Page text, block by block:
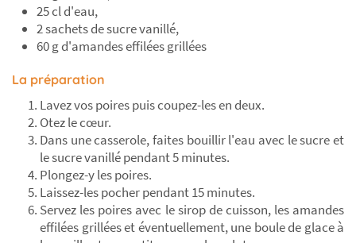
25 cl d'eau,
2 sachets de sucre vanillé,
60 g d'amandes effilées grillées
La préparation
Lavez vos poires puis coupez-les en deux.
Otez le cœur.
Dans une casserole, faites bouillir l'eau avec le sucre et
le sucre vanillé pendant 5 minutes.
Plongez-y les poires.
Laissez-les pocher pendant 15 minutes.
Servez les poires avec le sirop de cuisson, les amandes
effilées grillées et éventuellement, une boule de glace à